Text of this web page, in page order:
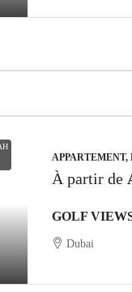
APPARTEMENT,
À partir de
GOLF
Dubai